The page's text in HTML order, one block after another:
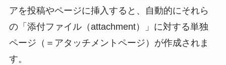
アを投稿やページに挿入すると、自動的にそれら
の「添付ファイル（attachment）」に対する単独
ページ（＝アタッチメントページ）が作成されま
す。